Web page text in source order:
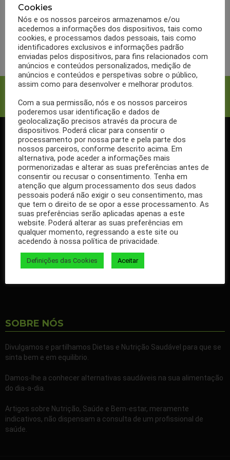
ganhar o peso que perdi?
LER MAIS
SIGA-NOS NO FACEBOOK
Se ainda não segue a nossa página de Facebook, não espere mais!
Basta clicar no botão Seguir em cima.
Ao seguir a nossa página passa a receber gratuitamente os
nossos artigos no seu Facebook.
Partilhe também a nossa página com todos os seus familiares e
amigos.
SOBRE NÓS
Divulgamos e partilhamos Dietas e Nutrição Saudável para que se
sinta bem e em equilibrio.
Damos-lhe a conhecer alternativas saudáveis na sua alimentação
do dia-a-dia.
Artigos sobre Nutrição, Saúde e Bem-estar, meramente
indicativos, não dispensam a consulta de um profissional de
saúde.
Cookies
Nós e os nossos parceiros armazenamos e/ou
acedemos a informações dos dispositivos, tais como
cookies, e processamos dados pessoais, tais como
identificadores exclusivos e informações padrão
enviadas pelos dispositivos, para fins relacionados com
anúncios e conteúdos personalizados, medição de
anúncios e conteúdos e perspetivas sobre o público,
assim como para desenvolver e melhorar produtos.
Com a sua permissão, nós e os nossos parceiros
poderemos usar identificação e dados de
geolocalização precisos através da procura de
dispositivos. Poderá clicar para consentir o
processamento por nossa parte e pela parte dos
nossos parceiros, conforme descrito acima. Em
alternativa, pode aceder a informações mais
pormenorizadas e alterar as suas preferências antes de
consentir ou recusar o consentimento. Tenha em
atenção que algum processamento dos seus dados
pessoais poderá não exigir o seu consentimento, mas
que tem o direito de se opor a esse processamento. As
suas preferências serão aplicadas apenas a este
website. Poderá alterar as suas preferências em
qualquer momento, regressando a este site ou
acedendo à nossa política de privacidade.
Definições das Cookies Aceitar